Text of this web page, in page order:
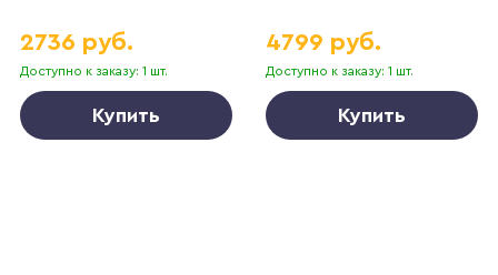
Доступно к заказу: 1 шт.
2736 руб.
Купить
Доступно к заказу: 1 шт.
4799 руб.
Купить